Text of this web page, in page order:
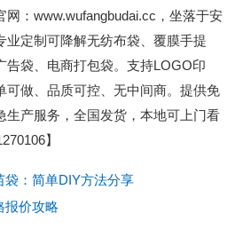
：www.wufangbudai.cc，坐落于安
业定制可降解无纺布袋、覆膜手提
告袋、电商打包袋。支持LOGO印
可做、品质可控、无中间商。提供免
生产服务，全国发货，本地可上门看
】
袋：简单DIY方法分享
报价攻略